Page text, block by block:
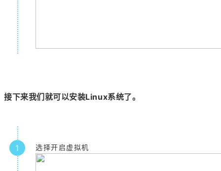
接下来我们就可以安装Linux系统了。
1 选择开启虚拟机